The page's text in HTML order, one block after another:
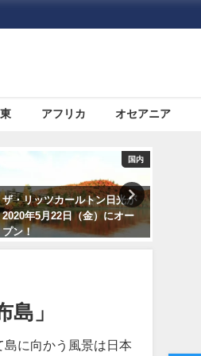
アフリカ オセアニア
旅行ハック
10代〜60代の100人に聞いた
「旅にいきたくなる本」第一
位発表
」
に向かう風景は日本